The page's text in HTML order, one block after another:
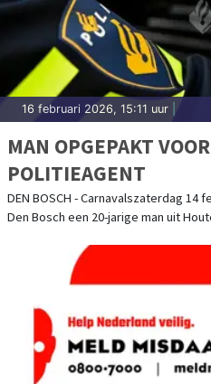
16 februari 2026, 15:11 uur
MAN OPGEPAKT
POLITIEAGENT
DEN BOSCH - Carnavalszaterdag 14
Den Bosch een 20-jarige man uit